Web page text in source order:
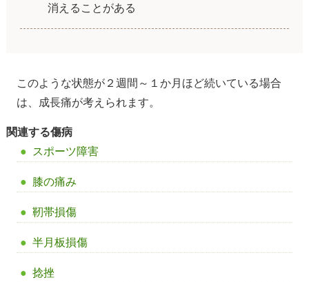
消えることがある
このような状態が２週間～１か月ほど続いている場合
は、成長痛が考えられます。
関連する傷病
スポーツ障害
膝の痛み
靭帯損傷
半月板損傷
捻挫